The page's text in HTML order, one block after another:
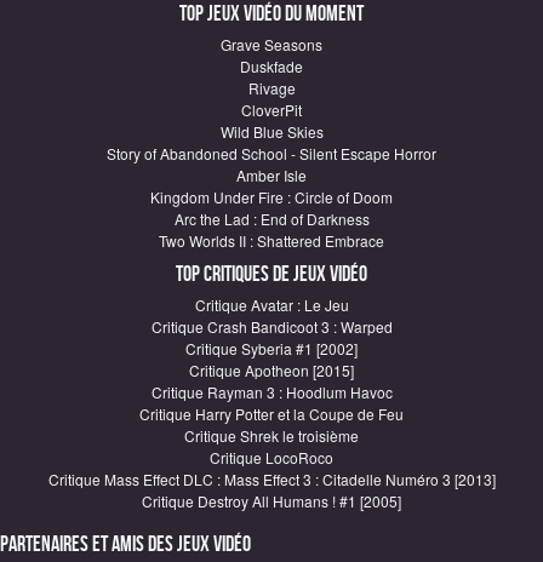
Top Jeux vidéo du moment
Grave Seasons
Duskfade
Rivage
CloverPit
Wild Blue Skies
Story of Abandoned School - Silent Escape Horror
Amber Isle
Kingdom Under Fire : Circle of Doom
Arc the Lad : End of Darkness
Two Worlds II : Shattered Embrace
Top critiques de Jeux vidéo
Critique Avatar : Le Jeu
Critique Crash Bandicoot 3 : Warped
Critique Syberia #1 [2002]
Critique Apotheon [2015]
Critique Rayman 3 : Hoodlum Havoc
Critique Harry Potter et la Coupe de Feu
Critique Shrek le troisième
Critique LocoRoco
Critique Mass Effect DLC : Mass Effect 3 : Citadelle Numéro 3 [2013]
Critique Destroy All Humans ! #1 [2005]
Partenaires et amis des jeux vidéo